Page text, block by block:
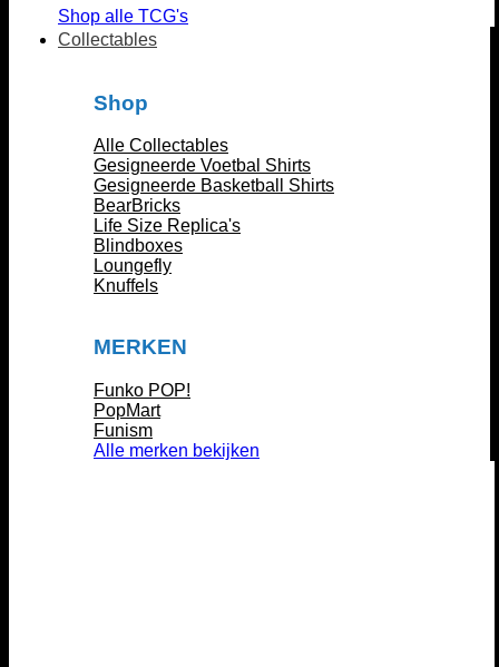
Shop alle TCG's
Collectables
Shop
Alle Collectables
Gesigneerde Voetbal Shirts
Gesigneerde Basketball Shirts
BearBricks
Life Size Replica's
Blindboxes
Loungefly
Knuffels
MERKEN
Funko POP!
PopMart
Funism
Alle merken bekijken